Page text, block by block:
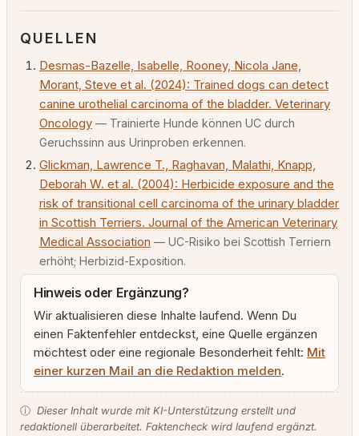
QUELLEN
Desmas-Bazelle, Isabelle, Rooney, Nicola Jane,
Morant, Steve et al. (2024): Trained dogs can detect
canine urothelial carcinoma of the bladder. Veterinary
Oncology — Trainierte Hunde können UC durch
Geruchssinn aus Urinproben erkennen.
Glickman, Lawrence T., Raghavan, Malathi, Knapp,
Deborah W. et al. (2004): Herbicide exposure and the
risk of transitional cell carcinoma of the urinary bladder
in Scottish Terriers. Journal of the American Veterinary
Medical Association — UC-Risiko bei Scottish Terriern
erhöht; Herbizid-Exposition.
Hinweis oder Ergänzung?
Wir aktualisieren diese Inhalte laufend. Wenn Du
einen Faktenfehler entdeckst, eine Quelle ergänzen
möchtest oder eine regionale Besonderheit fehlt: Mit
einer kurzen Mail an die Redaktion melden.
ⓘ Dieser Inhalt wurde mit KI-Unterstützung erstellt und
redaktionell überarbeitet. Faktencheck wird laufend ergänzt.